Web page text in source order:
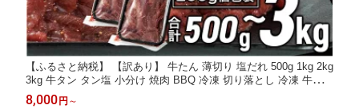
【ふるさと納税】 【訳あり】 牛たん 薄切り 塩だれ 500g 1kg 2kg
3kg 牛タン タン塩 小分け 焼肉 BBQ 冷凍 切り落とし 冷凍 牛肉
京都府 舞鶴市
8,000 円 ～